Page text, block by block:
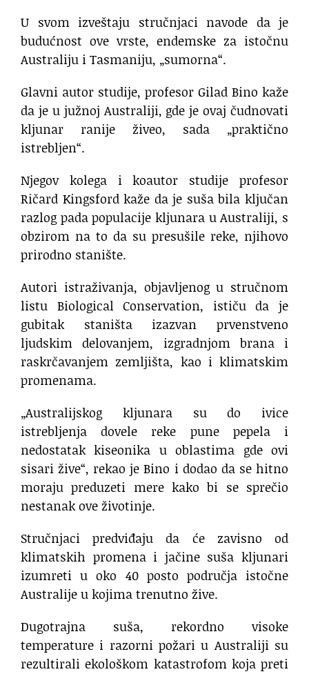
U svom izveštaju stručnjaci navode da je
budućnost ove vrste, endemske za istočnu
Australiju i Tasmaniju, „sumorna“.
Glavni autor studije, profesor Gilad Bino kaže
da je u južnoj Australiji, gde je ovaj čudnovati
kljunar ranije živeo, sada „praktično
istrebljen“.
Njegov kolega i koautor studije profesor
Ričard Kingsford kaže da je suša bila ključan
razlog pada populacije kljunara u Australiji, s
obzirom na to da su presušile reke, njihovo
prirodno stanište.
Autori istraživanja, objavljenog u stručnom
listu Biological Conservation, ističu da je
gubitak staništa izazvan prvenstveno
ljudskim delovanjem, izgradnjom brana i
raskrčavanjem zemljišta, kao i klimatskim
promenama.
„Australijskog kljunara su do ivice
istrebljenja dovele reke pune pepela i
nedostatak kiseonika u oblastima gde ovi
sisari žive“, rekao je Bino i dodao da se hitno
moraju preduzeti mere kako bi se sprečio
nestanak ove životinje.
Stručnjaci predviđaju da će zavisno od
klimatskih promena i jačine suša kljunari
izumreti u oko 40 posto područja istočne
Australije u kojima trenutno žive.
Dugotrajna suša, rekordno visoke
temperature i razorni požari u Australiji su
rezultirali ekološkom katastrofom koja preti